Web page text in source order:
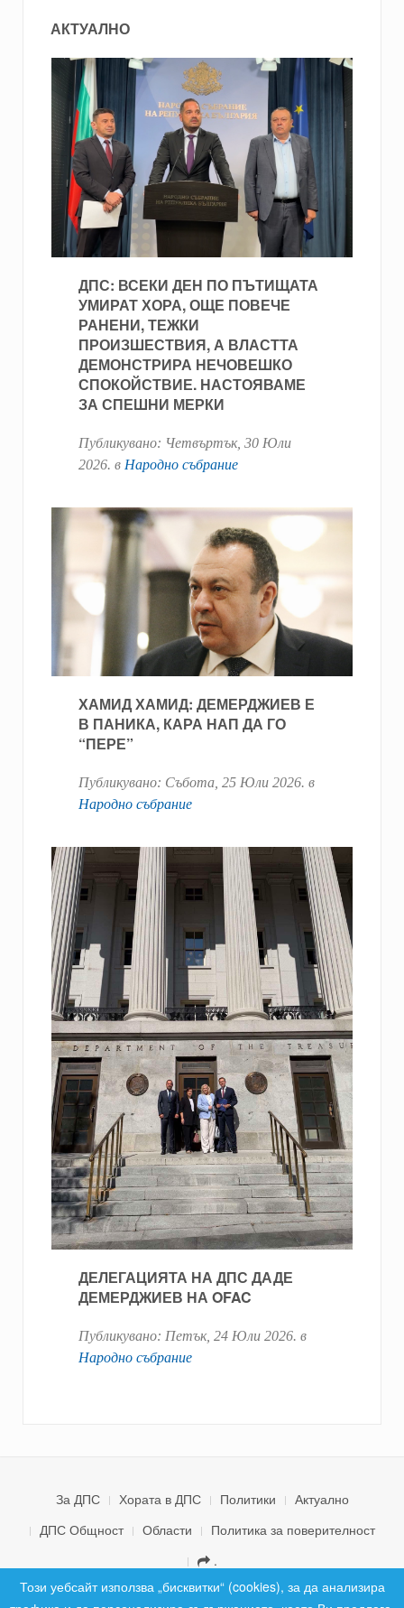
АКТУАЛНО
ДПС: ВСЕКИ ДЕН ПО ПЪТИЩАТА
УМИРАТ ХОРА, ОЩЕ ПОВЕЧЕ
РАНЕНИ, ТЕЖКИ
ПРОИЗШЕСТВИЯ, А ВЛАСТТА
ДЕМОНСТРИРА НЕЧОВЕШКО
СПОКОЙСТВИЕ. НАСТОЯВАМЕ
ЗА СПЕШНИ МЕРКИ
Публикувано: Четвъртък, 30 Юли
2026. в Народно събрание
ХАМИД ХАМИД: ДЕМЕРДЖИЕВ Е
В ПАНИКА, КАРА НАП ДА ГО
“ПЕРЕ”
Публикувано: Събота, 25 Юли 2026. в
Народно събрание
ДЕЛЕГАЦИЯТА НА ДПС ДАДЕ
ДЕМЕРДЖИЕВ НА OFAC
Публикувано: Петък, 24 Юли 2026. в
Народно събрание
За ДПС Хората в ДПС Политики
Актуално
ДПС Общност
Области
Политика за поверителност
.
© 2026 ДПС България. Всички права запазени.
Този уебсайт използва „бисквитки“ (cookies), за да анализира